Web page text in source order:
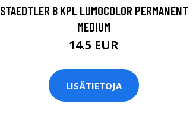
STAEDTLER 8 KPL LUMOCOLOR PERMANENT
MEDIUM
14.5 EUR
LISÄTIETOJA